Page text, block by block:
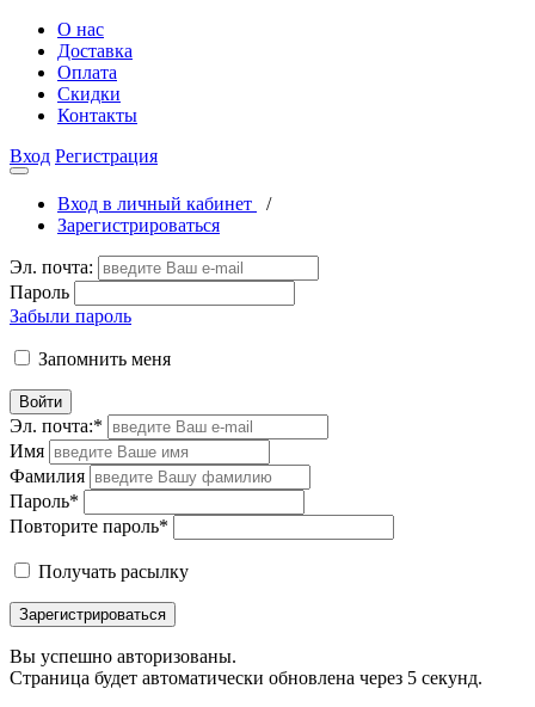
О нас
Доставка
Оплата
Скидки
Контакты
Вход Регистрация
Вход в личный кабинет
/
Зарегистрироваться
Эл. почта:
Пароль
Забыли пароль
Запомнить меня
Войти
Эл. почта:*
Имя
Фамилия
Пароль*
Повторите пароль*
Получать расылку
Зарегистрироваться
Вы успешно авторизованы.
Страница будет автоматически обновлена через 5 секунд.